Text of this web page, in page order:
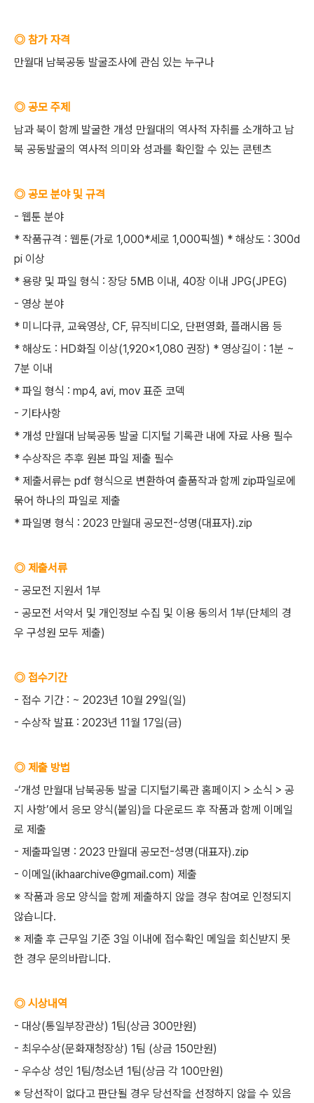
◎ 참가 자격
만월대 남북공동 발굴조사에 관심 있는 누구나
◎ 공모 주제
남과 북이 함께 발굴한 개성 만월대의 역사적 자취를 소개하고 남
북 공동발굴의 역사적 의미와 성과를 확인할 수 있는 콘텐츠
◎ 공모 분야 및 규격
- 웹툰 분야
* 작품규격 : 웹툰(가로 1,000*세로 1,000픽셀) * 해상도 : 300d
pi 이상
* 용량 및 파일 형식 : 장당 5MB 이내, 40장 이내 JPG(JPEG)
- 영상 분야
* 미니다큐, 교육영상, CF, 뮤직비디오, 단편영화, 플래시몹 등
* 해상도 : HD화질 이상(1,920×1,080 권장) * 영상길이 : 1분 ~
7분 이내
* 파일 형식 : mp4, avi, mov 표준 코덱
- 기타사항
* 개성 만월대 남북공동 발굴 디지털 기록관 내에 자료 사용 필수
* 수상작은 추후 원본 파일 제출 필수
* 제출서류는 pdf 형식으로 변환하여 출품작과 함께 zip파일로에
묶어 하나의 파일로 제출
* 파일명 형식 : 2023 만월대 공모전-성명(대표자).zip
◎ 제출서류
- 공모전 지원서 1부
- 공모전 서약서 및 개인정보 수집 및 이용 동의서 1부(단체의 경
우 구성원 모두 제출)
◎ 접수기간
- 접수 기간 : ~ 2023년 10월 29일(일)
- 수상작 발표 : 2023년 11월 17일(금)
◎ 제출 방법
-‘개성 만월대 남북공동 발굴 디지털기록관 홈페이지 > 소식 > 공
지 사항’에서 응모 양식(붙임)을 다운로드 후 작품과 함께 이메일
로 제출
- 제출파일명 : 2023 만월대 공모전-성명(대표자).zip
- 이메일(ikhaarchive@gmail.com) 제출
※ 작품과 응모 양식을 함께 제출하지 않을 경우 참여로 인정되지
않습니다.
※ 제출 후 근무일 기준 3일 이내에 접수확인 메일을 회신받지 못
한 경우 문의바랍니다.
◎ 시상내역
- 대상(통일부장관상) 1팀(상금 300만원)
- 최우수상(문화재청장상) 1팀 (상금 150만원)
- 우수상 성인 1팀/청소년 1팀(상금 각 100만원)
※ 당선작이 없다고 판단될 경우 당선작을 선정하지 않을 수 있음